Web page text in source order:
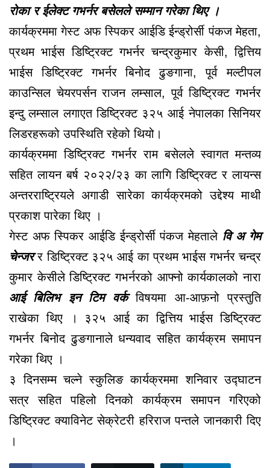
रोका र ईलेक्ट गभर्नर बसेलले सम्मान गरेका थिए ।
कार्यक्रममा गेस्ट अफ स्पिकर आईडि ईन्ड्रोर्सी पंकज मेहता,
प्रथम भाईस डिष्ट्रिक्ट गभर्नर चन्द्रकुमार केसी, द्वित्तिय
भाईस डिष्ट्रिक्ट गभर्नर बिनोद ढुङगाना, पूर्व मल्टीपल
काउन्सिल चेयरपर्सन राजन लम्साल, पूर्व डिष्ट्रिक्ट गभर्नर
इन्दु लम्साल लगाएत डिष्ट्रिक्ट ३२५ आई नेपालका सिनियर
लिडरहरूको उपस्थिति रहेको थियो।
कार्यक्रममा डिष्ट्रिक्ट गभर्नर राम बसेलले स्वागत मन्तव्य
सहित लायन बर्ष २०२२/२३ का लागि डिष्ट्रिक्ट र लायन्स
अन्तरराष्ट्रियले अगाडी सारेका कार्यक्रमको उद्देश्य माथी
प्रकाश पारेका थिए ।
गेस्ट अफ स्पिकर आईडि ईन्ड्रोर्सी पंकज मेहताले वि अ गेम
चेन्जरर डिष्ट्रिक्ट ३२५ आई का प्रथम भाईस गभर्नर चन्द्र
कुमार केसीले डिष्ट्रिक्ट गभर्नरको आफ्नो कार्यकालको नारा
आई बिलिभ इन टिम वर्कविषयमा आ-आफ़नो प्रस्तुति
राखेका थिए । ३२५ आई का द्वित्तिय भाईस डिष्ट्रिक्ट
गभर्नर बिनोद ढुङगानाले धन्यवाद सहित कार्यक्रम समापन
गरेका थिए ।
३ दिनसम्म चल्ने स्कुलिङ कार्यक्रममा शनिवार उद्घाटन
सत्र सहित पहिलो दिनको कार्यक्रम समापन गरिएको
डिष्ट्रिक्ट क्याविनेट सेक्रेटरी हरिराज पन्तले जानकारी दिए
।